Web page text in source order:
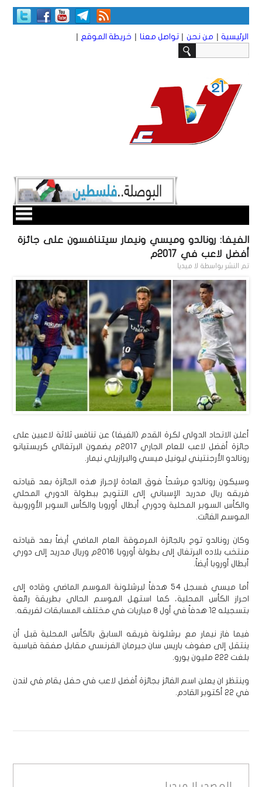
الرئيسية | من نحن | تواصل معنا | خريطة الموقع |
الفيفا: رونالدو وميسي ونيمار سيتنافسون على جائزة
أفضل لاعب في 2017م
تم النشر بواسطة لا ميديا
أعلن الاتحاد الدولي لكرة القدم (الفيفا) عن تنافس ثلاثة لاعبين على
جائزة أفضل لاعب للعام الجاري 2017م يضمون البرتغالي كريستيانو
رونالدو الأرجنتيني ليونيل ميسي والبرازيلي نيمار.
وسيكون رونالدو مرشحاً فوق العادة لإحراز هذه الجائزة بعد قيادته
فريقه ريال مدريد الإسباني إلى التتويج ببطولة الدوري المحلي
والكأس السوبر المحلية ودوري أبطال أوروبا والكأس السوبر الأوروبية
الموسم الفائت.
وكان رونالدو توج بالجائزة المرموقة العام الماضي أيضاً بعد قيادته
منتخب بلاده البرتغال إلى بطولة أوروبا 2016م وريال مدريد إلى دوري
أبطال أوروبا أيضاً.
أما ميسي فسجل 54 هدفاً لبرشلونة الموسم الماضي وقاده إلى
احراز الكأس المحلية، كما استهل الموسم الحالي بطريقة رائعة
بتسجيله 12 هدفاً في أول 8 مباريات في مختلف المسابقات لفريقه.
فيما فاز نيمار مع برشلونة فريقه السابق بالكأس المحلية قبل أن
ينتقل إلى صفوف باريس سان جيرمان الفرنسي مقابل صفقة قياسية
بلغت 222 مليون يورو.
وينتظر ان يعلن اسم الفائز بجائزة أفضل لاعب في حفل يقام في لندن
في 22 أكتوبر القادم.